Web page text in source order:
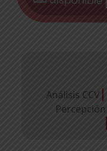
Análisis CCV